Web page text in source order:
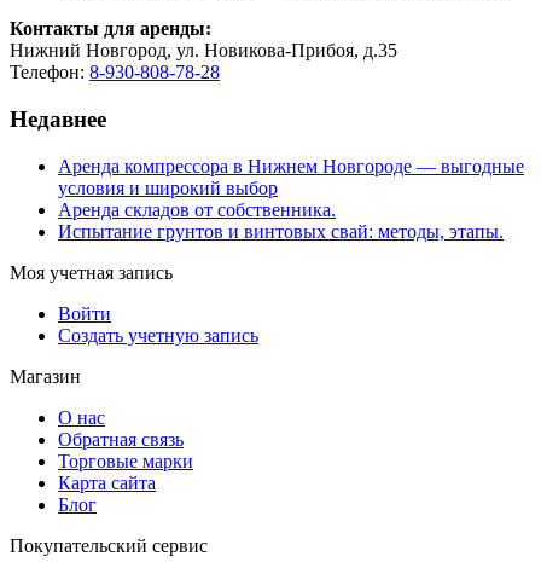
Контакты для аренды:
Нижний Новгород, ул. Новикова-Прибоя, д.35
Телефон: 8-930-808-78-28
Недавнее
Аренда компрессора в Нижнем Новгороде — выгодные
условия и широкий выбор
Аренда складов от собственника.
Испытание грунтов и винтовых свай: методы, этапы.
Моя учетная запись
Войти
Создать учетную запись
Магазин
О нас
Обратная связь
Торговые марки
Карта сайта
Блог
Покупательский сервис